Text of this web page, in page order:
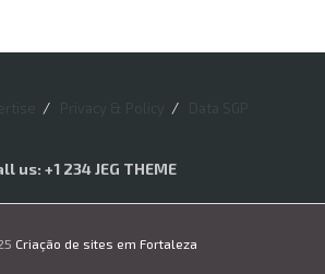
us: +1 234 JEG THEME
Criação de sites em Fortaleza